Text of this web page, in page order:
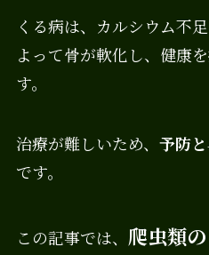
くる病は、カルシウム不
よって骨が軟化し、健康
す。
治療が難しいため、 予防
です。
この記事では、 爬虫類